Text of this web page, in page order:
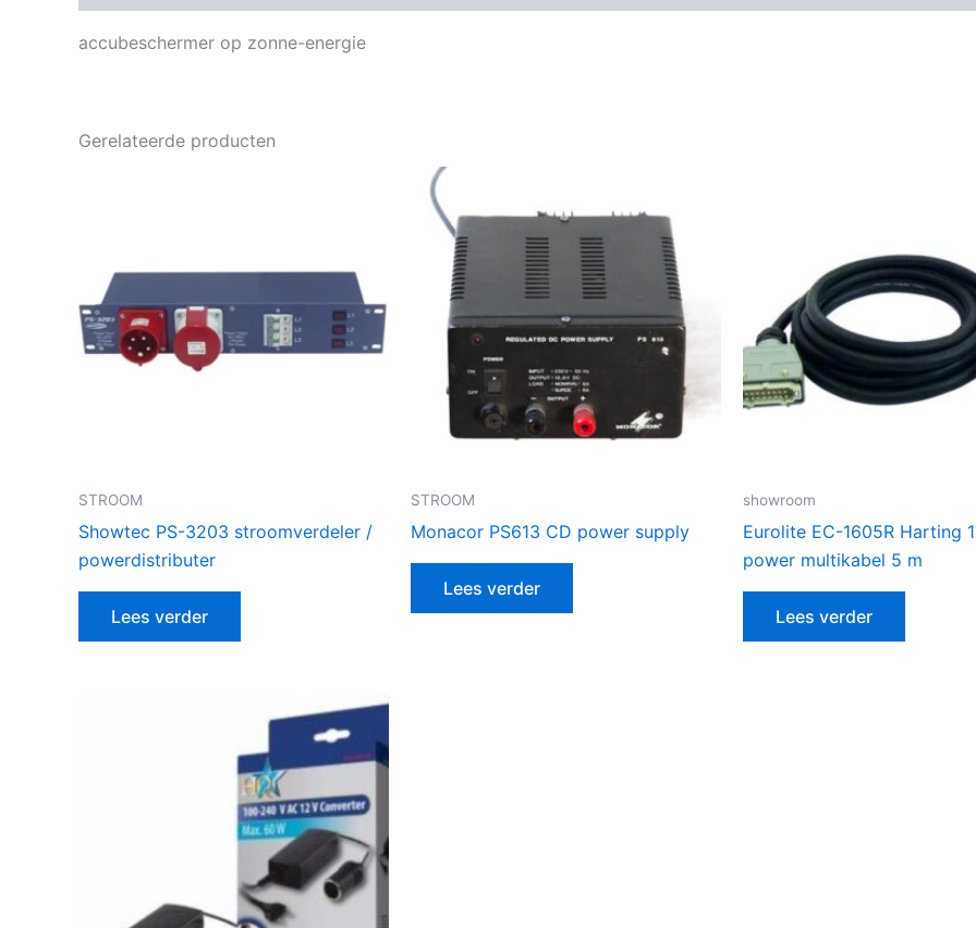
accubeschermer op zonne-energie
Gerelateerde producten
STROOM
Showtec PS-3203 stroomverdeler /
powerdistributer
Lees verder
STROOM
Monacor PS613 CD power supply
Lees verder
showroom
Eurolite EC-1605R Harting
power multikabel 5 m
Lees verder